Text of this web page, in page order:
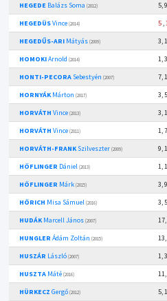
HEGEDEBalázs Soma (2012)
5,
HEGEDÜSVince (2014) 5,
HEGEDŰS-ARIMátyás (2009)
3,
HOMOKIArnold (2014)
1,
HONTI-PECORASebestyén (2007)
7,
HORNYÁKMárton (2017)
3,
HORVÁTH Vince (2013)
3,
HORVÁTH Vince (2011)
1,
HORVÁTH-FRANKSzilveszter (2009)
9,
HÖFLINGER Dániel (2013)
1,
HÖFLINGER Márk (2015)
3, 9
HÖRICH Misa Sámuel (2016)
3,
HUDÁKMarcell János (2007)
HUNGLER Ádám Zoltán (2015)
HUSZÁR László (2007)
1,
HUSZTAMáté (2016)
HÜRKECZ Gergő (2012)
5,